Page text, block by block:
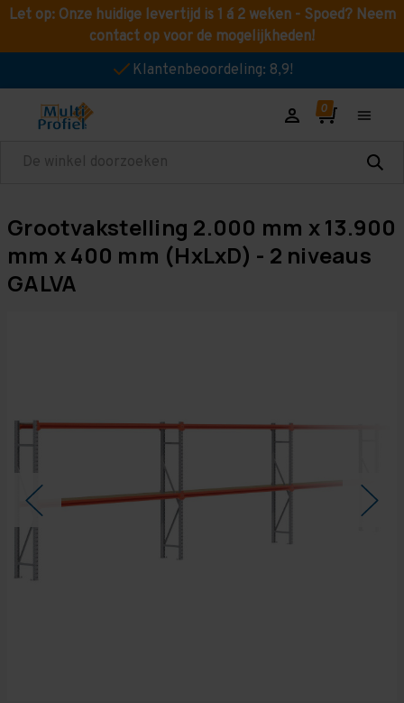
Let op: Onze huidige levertijd is 1 á 2 weken - Spoed? Neem
contact op voor de mogelijkheden!
Klantenbeoordeling: 8,9!
Zoeken
Grootvakstelling 2.000 mm x 13.900
mm x 400 mm (HxLxD) - 2 niveaus
GALVA